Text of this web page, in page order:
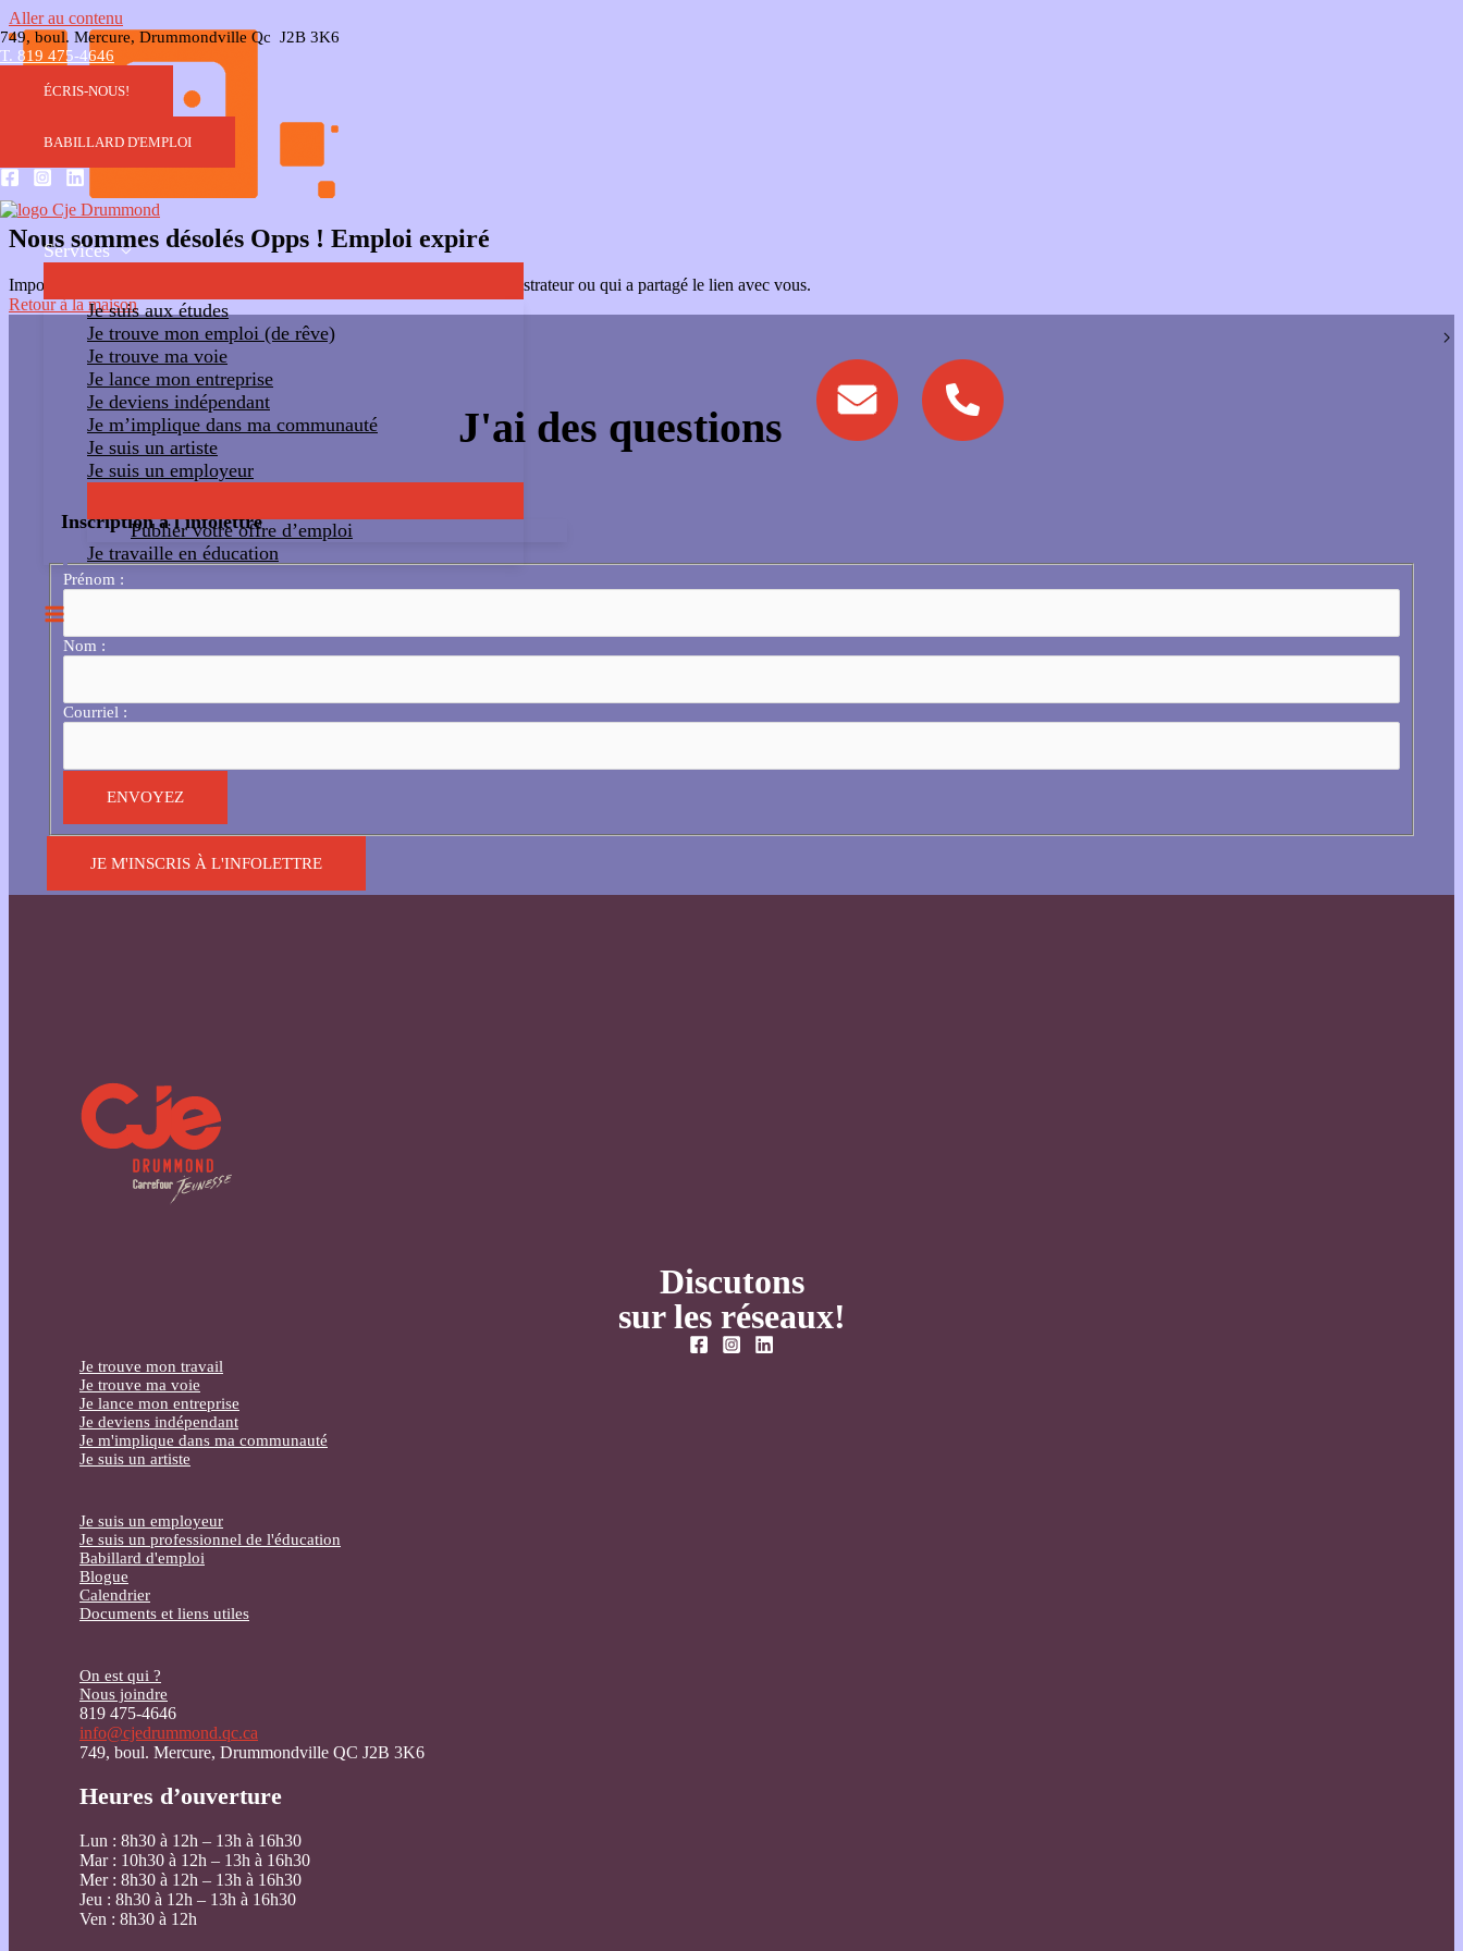
Aller au contenu
749, boul. Mercure, Drummondville Qc J2B 3K6
T. 819 475-4646
ÉCRIS-NOUS!
BABILLARD D'EMPLOI
Services
Je suis aux études
Je trouve mon emploi (de rêve)
Je trouve ma voie
Je lance mon entreprise
Je deviens indépendant
Je m’implique dans ma communauté
Je suis un artiste
Je suis un employeur
Publier votre offre d’emploi
Je travaille en éducation
Nous sommes désolés Opps ! Emploi expiré
Impossible d'accéder au lien. Le travail a expiré. Veuillez contacter l'administrateur ou qui a partagé le lien avec vous.
Retour à la maison
J'ai des questions
Inscription à l'infolettre
Prénom :
Nom :
Courriel :
JE M'INSCRIS À L'INFOLETTRE
Discutons
sur les réseaux!
Je trouve mon travail
Je trouve ma voie
Je lance mon entreprise
Je deviens indépendant
Je m'implique dans ma communauté
Je suis un artiste
Je suis un employeur
Je suis un professionnel de l'éducation
Babillard d'emploi
Blogue
Calendrier
Documents et liens utiles
On est qui ?
Nous joindre
819 475-4646
info@cjedrummond.qc.ca
749, boul. Mercure, Drummondville QC J2B 3K6
Heures d’ouverture
Lun : 8h30 à 12h – 13h à 16h30
Mar : 10h30 à 12h – 13h à 16h30
Mer : 8h30 à 12h – 13h à 16h30
Jeu : 8h30 à 12h – 13h à 16h30
Ven : 8h30 à 12h